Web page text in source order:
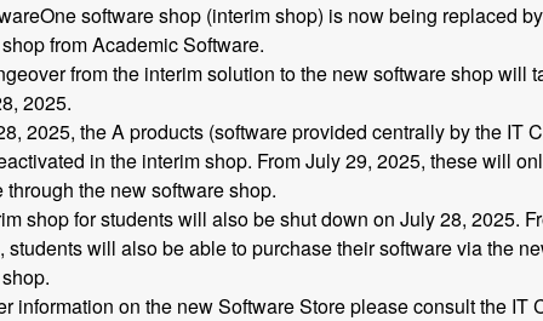
software shop (interim shop) is now being replaced
from Academic Software.
from the interim solution to the new software shop will
2025.
2025, the A products (software provided centrally by the IT
in the interim shop. From July 29, 2025, these will
through the new software shop.
shop for students will also be shut down on July 28, 2025.
students will also be able to purchase their software via the
information on the new Software Store please consult the IT